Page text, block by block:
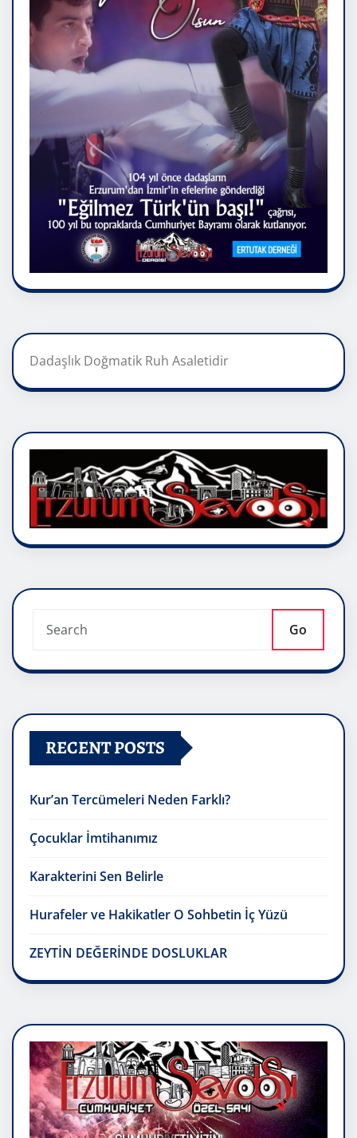
Dadaşlık Doğmatik Ruh Asaletidir
Go
RECENT POSTS
Kur’an Tercümeleri Neden Farklı?
Çocuklar İmtihanımız
Karakterini Sen Belirle
Hurafeler ve Hakikatler O Sohbetin İç Yüzü
ZEYTİN DEĞERİNDE DOSLUKLAR